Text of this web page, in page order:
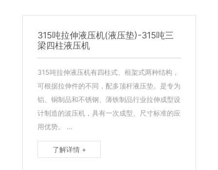
315吨拉伸液压机(液压垫)-315吨三
梁四柱液压机
315吨拉伸液压机有四柱式、框架式两种结构，
可根据拉伸件的不同，配多顶杆液压垫。是专为
铝、铜制品和不锈钢、薄铁制品行业拉伸成型设
计制造的波压机，具有一次成型、尺寸标准的应
用优势。 ...
了解详情 +